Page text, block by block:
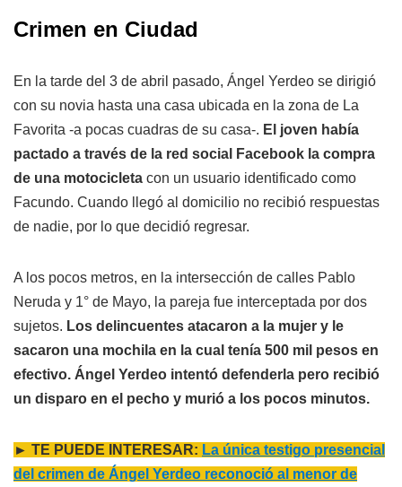
Crimen en Ciudad
En la tarde del 3 de abril pasado, Ángel Yerdeo se dirigió
con su novia hasta una casa ubicada en la zona de La
Favorita -a pocas cuadras de su casa-. El joven había
pactado a través de la red social Facebook la compra
de una motocicleta con un usuario identificado como
Facundo. Cuando llegó al domicilio no recibió respuestas
de nadie, por lo que decidió regresar.
A los pocos metros, en la intersección de calles Pablo
Neruda y 1° de Mayo, la pareja fue interceptada por dos
sujetos. Los delincuentes atacaron a la mujer y le
sacaron una mochila en la cual tenía 500 mil pesos en
efectivo. Ángel Yerdeo intentó defenderla pero recibió
un disparo en el pecho y murió a los pocos minutos.
► TE PUEDE INTERESAR: La única testigo presencial
del crimen de Ángel Yerdeo reconoció al menor de